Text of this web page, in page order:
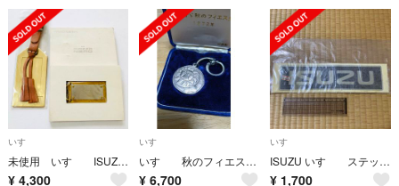
いすゞ
未使用 いすゞ ISUZU ネームプレート キーホルダー ピアッツァネロ
¥ 4,300
いすゞ
いすゞ 秋のフィエスタ 純銀製キーホルダー
¥ 6,700
いすゞ
ISUZU いすゞ ステッカー トラック いすず
¥ 1,700